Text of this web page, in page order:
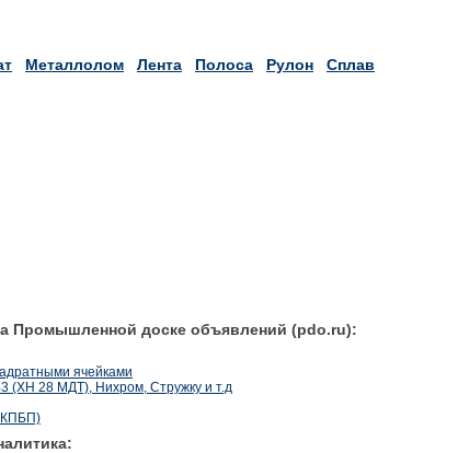
Металлолом Лента Полоса Рулон Сплав
Промышленной доске объявлений (pdo.ru):
ячейками
(ХН 28 МДТ), Нихром, Стружку и т.д
КПБП)